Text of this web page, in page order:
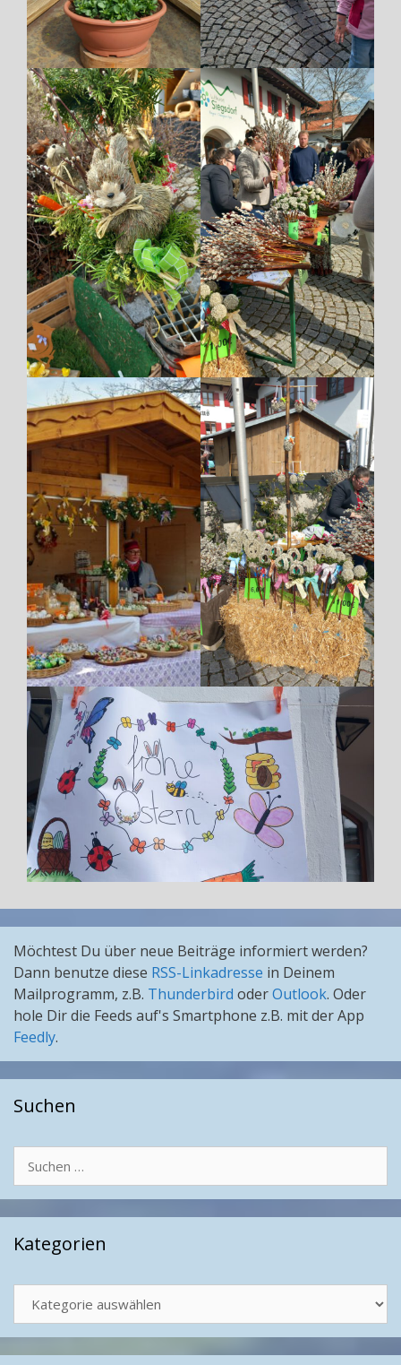
Möchtest Du über neue Beiträge informiert werden?
Dann benutze diese RSS-Linkadresse in Deinem
Mailprogramm, z.B. Thunderbird oderOutlook. Oder
hole Dir die Feeds auf's Smartphone z.B. mit der App
Feedly.
Suchen
nach:
Kategorien